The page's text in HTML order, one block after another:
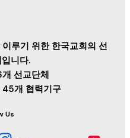
루기 위한 한국교회의 선
니다.
선교단체
45개 협력기구
Us